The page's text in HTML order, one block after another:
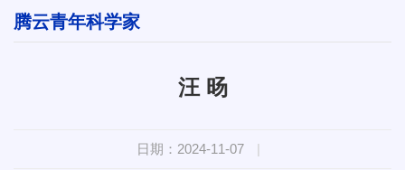
腾云青年科学家
汪 旸
日期：2024-11-07 |